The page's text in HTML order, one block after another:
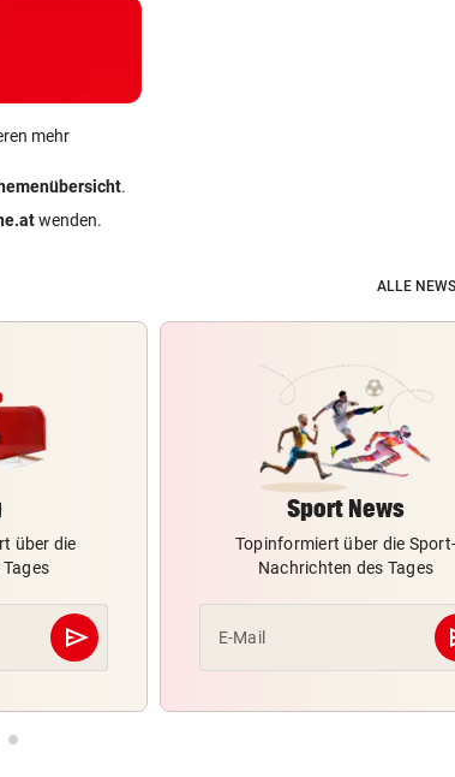
mehr
.
wenden.
ALLE
über die
send
Abschicken
Sport News
Topinformiert über die Sport-
Nachrichten des Tages
E-Mail